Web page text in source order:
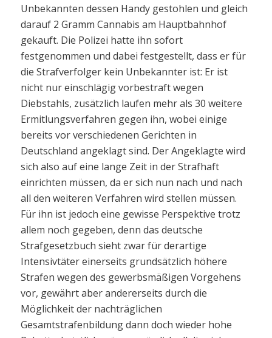
Unbekannten dessen Handy gestohlen und gleich
darauf 2 Gramm Cannabis am Hauptbahnhof
gekauft. Die Polizei hatte ihn sofort
festgenommen und dabei festgestellt, dass er für
die Strafverfolger kein Unbekannter ist: Er ist
nicht nur einschlägig vorbestraft wegen
Diebstahls, zusätzlich laufen mehr als 30 weitere
Ermitlungsverfahren gegen ihn, wobei einige
bereits vor verschiedenen Gerichten in
Deutschland angeklagt sind. Der Angeklagte wird
sich also auf eine lange Zeit in der Strafhaft
einrichten müssen, da er sich nun nach und nach
all den weiteren Verfahren wird stellen müssen.
Für ihn ist jedoch eine gewisse Perspektive trotz
allem noch gegeben, denn das deutsche
Strafgesetzbuch sieht zwar für derartige
Intensivtäter einerseits grundsätzlich höhere
Strafen wegen des gewerbsmäßigen Vorgehens
vor, gewährt aber andererseits durch die
Möglichkeit der nachträglichen
Gesamtstrafenbildung dann doch wieder hohe